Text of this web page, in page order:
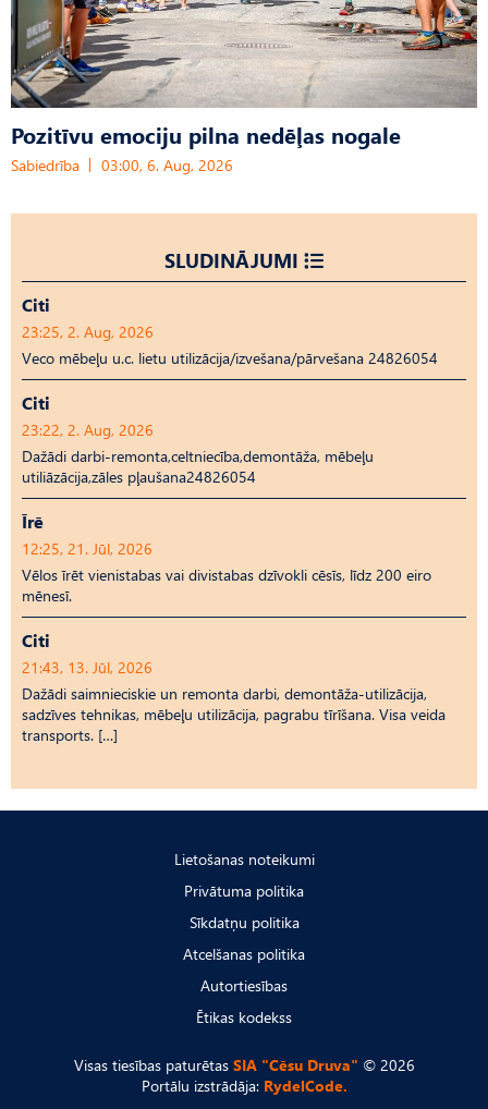
Pozitīvu emociju pilna nedēļas nogale
Sabiedrība 03:00, 6. Aug, 2026
SLUDINĀJUMI
Citi
23:25, 2. Aug, 2026
Veco mēbeļu u.c. lietu utilizācija/izvešana/pārvešana 24826054
Citi
23:22, 2. Aug, 2026
Dažādi darbi-remonta,celtniecība,demontāža, mēbeļu
utiliāzācija,zāles pļaušana24826054
Īrē
12:25, 21. Jūl, 2026
Vēlos īrēt vienistabas vai divistabas dzīvokli cēsīs, līdz 200 eiro
mēnesī.
Citi
21:43, 13. Jūl, 2026
Dažādi saimnieciskie un remonta darbi, demontāža-utilizācija,
sadzīves tehnikas, mēbeļu utilizācija, pagrabu tīrīšana. Visa veida
transports. […]
Lietošanas noteikumi
Privātuma politika
Sīkdatņu politika
Atcelšanas politika
Autortiesības
Ētikas kodekss
Visas tiesības paturētas SIA "Cēsu Druva" © 2026
Portālu izstrādāja: RydelCode.